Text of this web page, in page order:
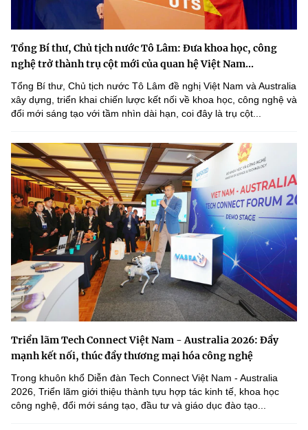
Tổng Bí thư, Chủ tịch nước Tô Lâm: Đưa khoa học, công
nghệ trở thành trụ cột mới của quan hệ Việt Nam...
Tổng Bí thư, Chủ tịch nước Tô Lâm đề nghị Việt Nam và Australia
xây dựng, triển khai chiến lược kết nối về khoa học, công nghệ và
đổi mới sáng tạo với tầm nhìn dài hạn, coi đây là trụ cột...
Triển lãm Tech Connect Việt Nam - Australia 2026: Đẩy
mạnh kết nối, thúc đẩy thương mại hóa công nghệ
Trong khuôn khổ Diễn đàn Tech Connect Việt Nam - Australia
2026, Triển lãm giới thiệu thành tựu hợp tác kinh tế, khoa học
công nghệ, đổi mới sáng tạo, đầu tư và giáo dục đào tạo...